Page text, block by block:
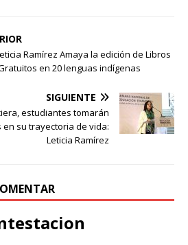
Ramírez Amaya la edición de Libros
en 20 lenguas indígenas
SIGUIENTE
estudiantes tomarán
su trayectoria de vida:
Leticia Ramírez